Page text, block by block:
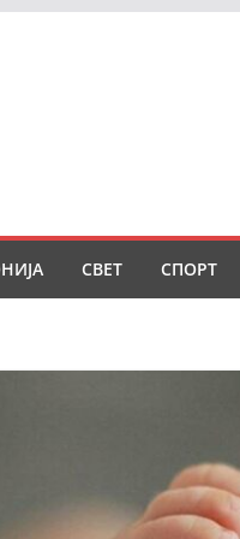
СВЕТ СПОРТ